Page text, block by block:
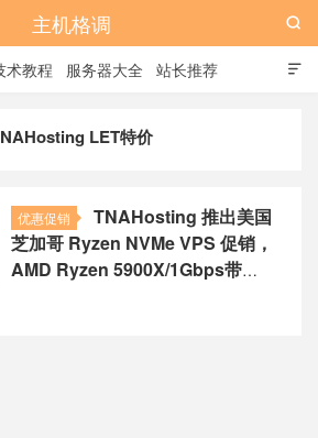
主机格调

术教程 服务器大全 站长推荐

LET特价
优惠促销
TNAHosting 推出美国
芝加哥 Ryzen NVMe VPS 促销，
AMD Ryzen 5900X/1Gbps带